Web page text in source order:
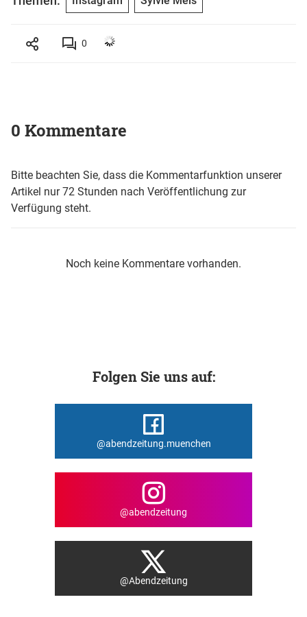
0
0 Kommentare
Bitte beachten Sie, dass die Kommentarfunktion unserer
Artikel nur 72 Stunden nach Veröffentlichung zur
Verfügung steht.
Noch keine Kommentare vorhanden.
Folgen Sie uns auf:
@abendzeitung.muenchen
@abendzeitung
@Abendzeitung